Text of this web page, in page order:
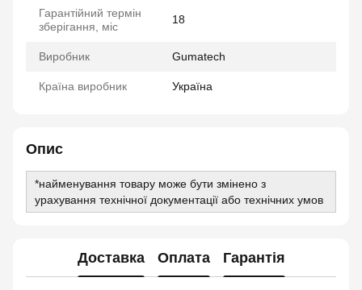
Гарантійний термін
зберігання, міс
18
Виробник Gumatech
Країна виробник Україна
Опис
*найменування товару може бути змінено з
урахування технічної документації або технічних умов
Доставка Оплата Гарантія